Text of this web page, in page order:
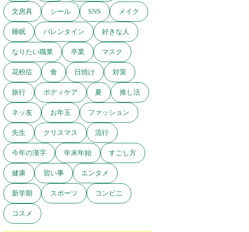
文房具 シール SNS メイク
睡眠 バレンタイン 好きな人
なりたい職業 卒業 マスク
花粉症 食 日焼け 対策
旅行 ボディケア 夏 推し活
ネッ友 お年玉 ファッション
先生 クリスマス 流行
今年の漢字 年末年始 すごし方
健康 習い事 エンタメ
新学期 スポーツ コンビニ
コスメ